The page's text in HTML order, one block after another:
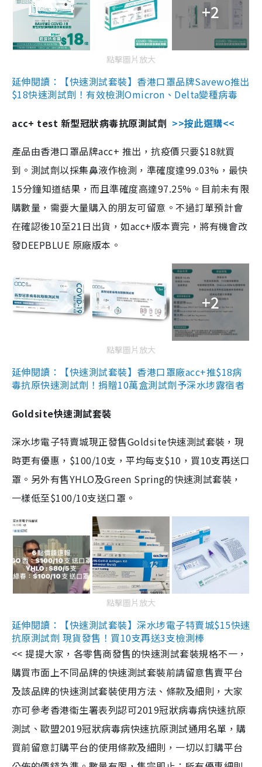
+2
點擊圖片放大
延伸閱讀：【快速測試套裝】香港口罩品牌Savewo推出
$18快速測試劑！有效檢測Omicron、Delta變種病毒
acc+ test 新型冠狀病毒抗原測試劑 >>按此選購<<
產品由香港口罩品牌acc+ 推出，抗疫價只要$18就買
到。測試劑以採集鼻液作檢測，準確度達99.03%，最快
15分鐘知道結果，而且準確度高達97.25%。目前未有限
購數量，需要大量購入的朋友可留意。不過訂單預計會
在確認後10至21日出貨，如acc+版本賣完，將有機會改
發DEEPBLUE 原廠版本。
+2
點擊圖片放大
延伸閱讀：【快速測試套裝】香港口罩廠acc+推$18病
毒抗原快速測試劑！捐贈10萬盒測試劑予深水埗露宿者
Goldsite快速測試套裝
深水埗電子特賣城現正發售Goldsite快速測試套裝，現
時更有優惠，$100/10支，平均每支$10，買10支再送口
罩。另外有售YHLO及Green Spring的快速測試套裝，
一樣低至$100/10支送口罩。
點擊圖片放大
延伸閱讀：【快速測試套裝】深水埗電子特賣城$15快速
抗原測試劑 現貨發售！買10支再送3支檢測棒
<< 提提大家，各零售商發售的快速測試套裝規格不一，
購買市面上不同品牌的快速測試套裝前請留意售賣平台
及該品牌的快速測試套裝使用方法、條款及細則，大家
亦可參考香港衞生署表列認可2019冠狀病毒病快速抗原
測試、歐盟2019冠狀病毒病快速抗原測試通用名單，購
買前留意訂購平台的使用條款及細則，一切以訂購平台